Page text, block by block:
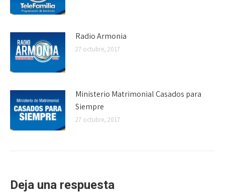
Radio Armonia
27 octubre, 2017
Ministerio Matrimonial Casados para
Siempre
27 octubre, 2017
Deja una respuesta